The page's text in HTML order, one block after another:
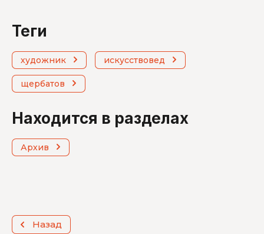
теги
художник искусствовед
щербатов
Находится в разделах
Архив
Назад